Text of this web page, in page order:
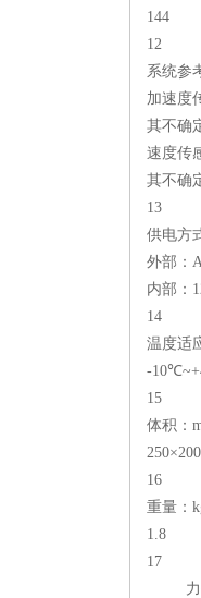
144
12
系统参
加速度
其不确
速度传
其不确
13
供电方
外部：
内部：
14
温度适
-
15
体积：
16
重量：
1.8
17
力锤